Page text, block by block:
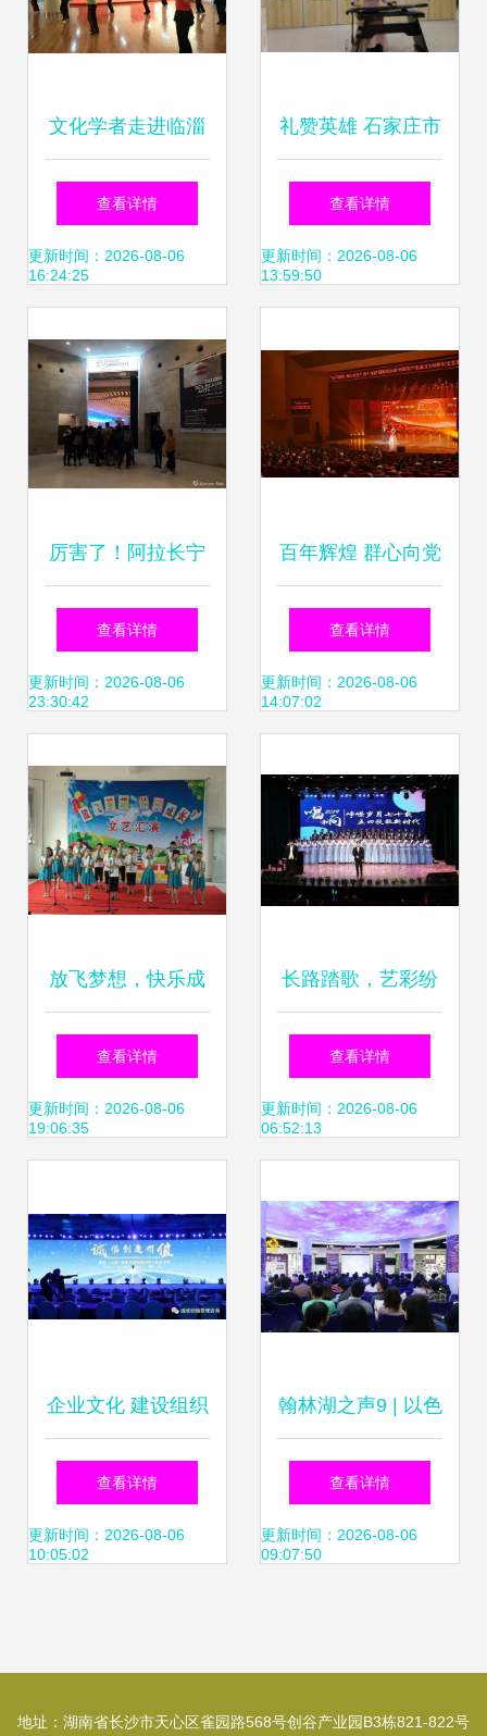
文化学者走进临淄
淄江社区，共筑中
国梦的文化家园
查看详情
更新时间：2026-08-06
16:24:25
礼赞英雄 石家庄市
桥西区吉语书法小
品展的文化盛宴
查看详情
更新时间：2026-08-06
13:59:50
厉害了！阿拉长宁
这位青年馆员的画
作竟入选法国巴黎
组织文化艺术交流
活动
查看详情
更新时间：2026-08-06
23:30:42
百年辉煌 群心向党
一场满载祝福的市
级群团文艺汇演
查看详情
更新时间：2026-08-06
14:07:02
放飞梦想，快乐成
长 平和县霞寨镇中
心小学文艺汇演纪
查看详情
更新时间：2026-08-06
19:06:35
长路踏歌，艺彩纷
呈——艺术与设计
学院学生会年度风
查看详情
更新时间：2026-08-06
06:52:13
企业文化 建设组织
动员能力的关键
——以组织文化艺
查看详情
更新时间：2026-08-06
10:05:02
翰林湖之声9 | 以色
列式创新 塑造不同
凡响的企业文化与
查看详情
更新时间：2026-08-06
09:07:50
地址：湖南省长沙市天心区雀园路568号创谷产业园B3栋821-822号